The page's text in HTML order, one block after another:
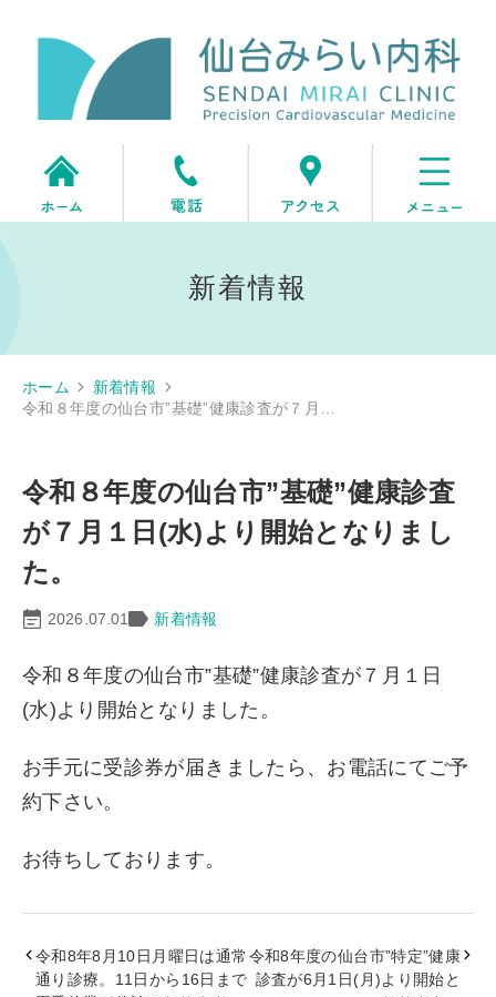
新着情報
ホーム
新着情報
令和８年度の仙台市”基礎”健康診査が７月…
令和８年度の仙台市”基礎”健康診査
が７月１日(水)より開始となりまし
た。
2026.07.01 新着情報
令和８年度の仙台市”基礎”健康診査が７月１日
(水)より開始となりました。
お手元に受診券が届きましたら、お電話にてご予
約下さい。
お待ちしております。
令和8年8月10日月曜日は通常
通り診療。11日から16日まで
令和8年度の仙台市”特定”健康
診査が6月1日(月)より開始と